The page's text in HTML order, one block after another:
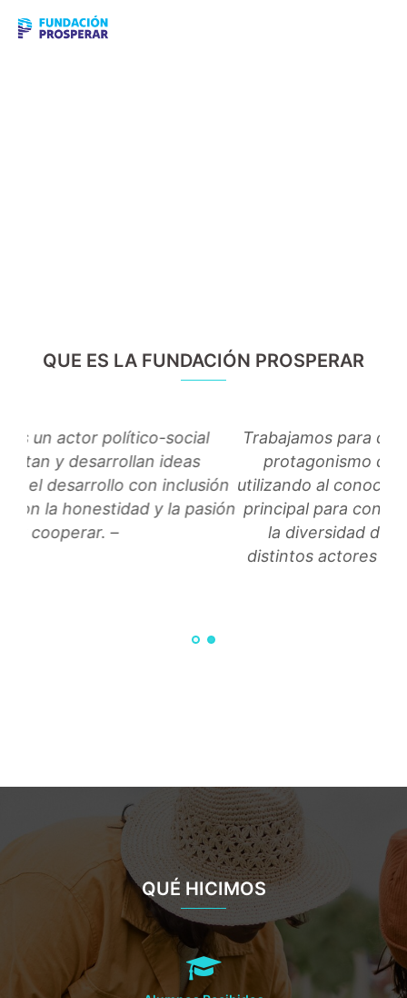
QUE ES LA FUNDACIÓN PROSPERAR
Trabajamos para devolver a la comunidad el
protagonismo de los cambios sociales,
utilizando al conocimiento como herramienta
principal para construir equidad, resguardar
la diversidad de género e integrar los
distintos actores sociales e institucionales.
QUÉ HICIMOS